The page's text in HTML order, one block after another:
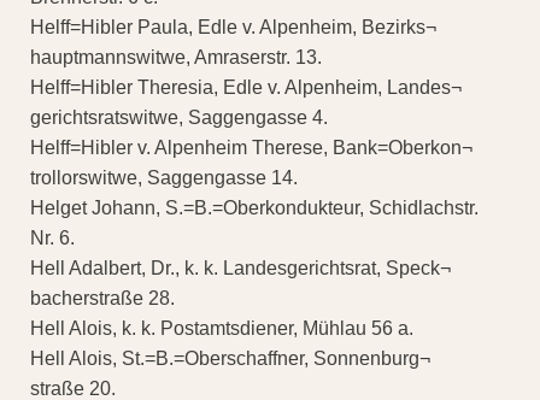
Helff=Hibler Paula, Edle v. Alpenheim, Bezirks¬
hauptmannswitwe, Amraserstr. 13.
Helff=Hibler Theresia, Edle v. Alpenheim, Landes¬
gerichtsratswitwe, Saggengasse 4.
Helff=Hibler v. Alpenheim Therese, Bank=Oberkon¬
trollorswitwe, Saggengasse 14.
Helget Johann, S.=B.=Oberkondukteur, Schidlachstr.
Nr. 6.
Hell Adalbert, Dr., k. k. Landesgerichtsrat, Speck¬
bacherstraße 28.
Hell Alois, k. k. Postamtsdiener, Mühlau 56 a.
Hell Alois, St.=B.=Oberschaffner, Sonnenburg¬
straße 20.